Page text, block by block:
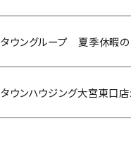
タウングループ 夏季休暇の
タウンハウジング大宮東口